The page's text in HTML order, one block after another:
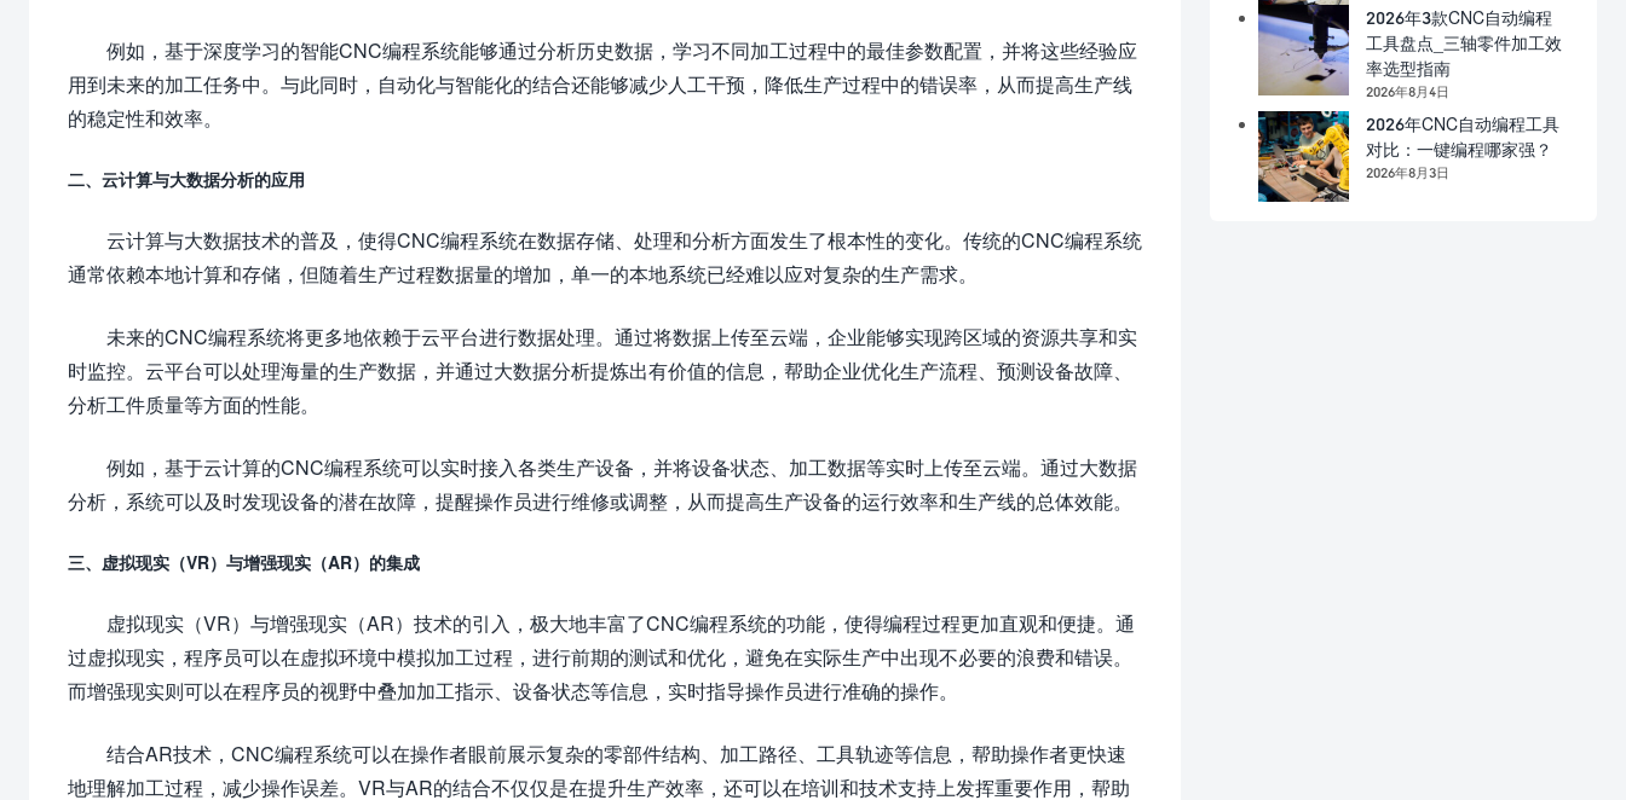
例如，基于深度学习的智能CNC编程系统能够通过分析历史数据，学习不同加工过程中的最佳参数配置，并将这些经验应
用到未来的加工任务中。与此同时，自动化与智能化的结合还能够减少人工干预，降低生产过程中的错误率，从而提高生产线
的稳定性和效率。
二、云计算与大数据分析的应用
云计算与大数据技术的普及，使得CNC编程系统在数据存储、处理和分析方面发生了根本性的变化。传统的CNC编程系统
通常依赖本地计算和存储，但随着生产过程数据量的增加，单一的本地系统已经难以应对复杂的生产需求。
未来的CNC编程系统将更多地依赖于云平台进行数据处理。通过将数据上传至云端，企业能够实现跨区域的资源共享和实
时监控。云平台可以处理海量的生产数据，并通过大数据分析提炼出有价值的信息，帮助企业优化生产流程、预测设备故障、
分析工件质量等方面的性能。
例如，基于云计算的CNC编程系统可以实时接入各类生产设备，并将设备状态、加工数据等实时上传至云端。通过大数据
分析，系统可以及时发现设备的潜在故障，提醒操作员进行维修或调整，从而提高生产设备的运行效率和生产线的总体效能。
三、虚拟现实（VR）与增强现实（AR）的集成
虚拟现实（VR）与增强现实（AR）技术的引入，极大地丰富了CNC编程系统的功能，使得编程过程更加直观和便捷。通
过虚拟现实，程序员可以在虚拟环境中模拟加工过程，进行前期的测试和优化，避免在实际生产中出现不必要的浪费和错误。
而增强现实则可以在程序员的视野中叠加加工指示、设备状态等信息，实时指导操作员进行准确的操作。
结合AR技术，CNC编程系统可以在操作者眼前展示复杂的零部件结构、加工路径、工具轨迹等信息，帮助操作者更快速
地理解加工过程，减少操作误差。VR与AR的结合不仅仅是在提升生产效率，还可以在培训和技术支持上发挥重要作用，帮助
2026年3款CNC自动编程
工具盘点_三轴零件加工效
率选型指南
2026年8月4日
2026年CNC自动编程工具
对比：一键编程哪家强？
2026年8月3日